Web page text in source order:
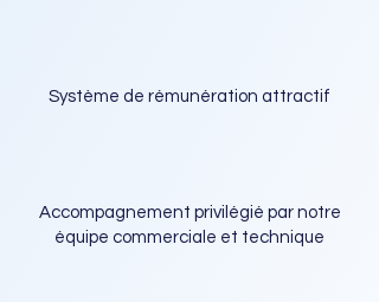
Système de rémunération attractif
Accompagnement privilégié par notre
équipe commerciale et technique